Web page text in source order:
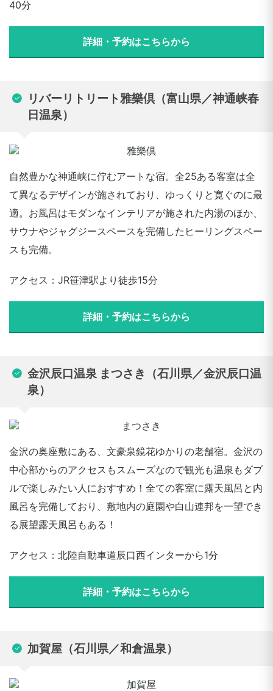
40分
詳細・予約はこちらから
リバーリトリート雅樂倶（富山県／神通峡春
日温泉）
自然豊かな神通峡に佇むアートな宿。全25ある客室は全
て異なるデザインが施されており、ゆっくりと寛ぐのに最
適。お風呂はモダンなインテリアが施された内湯のほか、
サウナやジャグジースペースを完備したヒーリングスペー
スも完備。
アクセス：JR笹津駅より徒歩15分
詳細・予約はこちらから
金沢辰口温泉 まつさき（石川県／金沢辰口温
泉）
金沢の奥座敷にある、文豪泉鏡花ゆかりの老舗宿。金沢の
中心部からのアクセスもスムーズなので観光も温泉もダブ
ルで楽しみたい人におすすめ！全ての客室に露天風呂と内
風呂を完備しており、敷地内の庭園や白山連邦を一望でき
る展望露天風呂もある！
アクセス：北陸自動車道辰口西インターから1分
詳細・予約はこちらから
加賀屋（石川県／和倉温泉）